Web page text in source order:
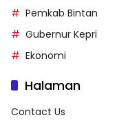
Pemkab Bintan
Gubernur Kepri
Ekonomi
Halaman
Contact Us